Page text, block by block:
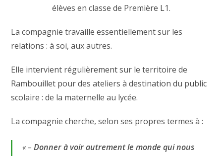
élèves en classe de Première L1.
La compagnie travaille essentiellement sur les
relations : à soi, aux autres.
Elle intervient régulièrement sur le territoire de
Rambouillet pour des ateliers à destination du public
scolaire : de la maternelle au lycée.
La compagnie cherche, selon ses propres termes à :
« –Donner à voir autrement le monde qui nous